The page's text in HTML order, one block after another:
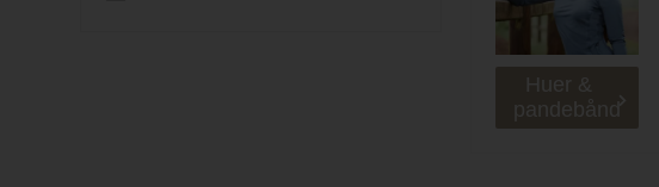
Huer &
pandebånd